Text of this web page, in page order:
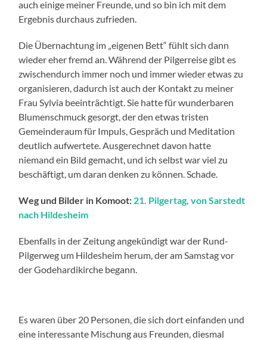
auch einige meiner Freunde, und so bin ich mit dem
Ergebnis durchaus zufrieden.
Die Übernachtung im „eigenen Bett“ fühlt sich dann
wieder eher fremd an. Während der Pilgerreise gibt es
zwischendurch immer noch und immer wieder etwas zu
organisieren, dadurch ist auch der Kontakt zu meiner
Frau Sylvia beeinträchtigt. Sie hatte für wunderbaren
Blumenschmuck gesorgt, der den etwas tristen
Gemeinderaum für Impuls, Gespräch und Meditation
deutlich aufwertete. Ausgerechnet davon hatte
niemand ein Bild gemacht, und ich selbst war viel zu
beschäftigt, um daran denken zu können. Schade.
Weg und Bilder in Komoot: 21. Pilgertag, von Sarstedt
nach Hildesheim
Ebenfalls in der Zeitung angekündigt war der Rund-
Pilgerweg um Hildesheim herum, der am Samstag vor
der Godehardikirche begann.
Es waren über 20 Personen, die sich dort einfanden und
eine interessante Mischung aus Freunden, diesmal